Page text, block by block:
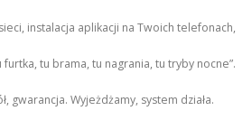
instalacja aplikacji na Twoich telefonach,
furtka, tu brama, tu nagrania, tu tryby nocne”.
gwarancja. Wyjeżdżamy, system działa.